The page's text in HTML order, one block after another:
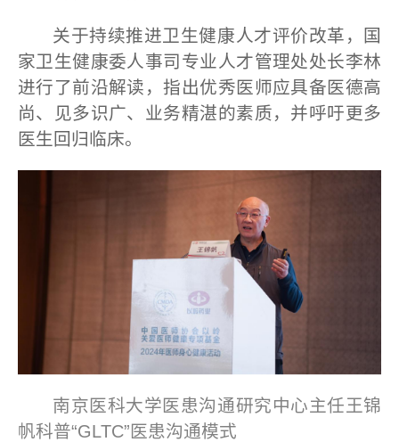
关于持续推进卫生健康人才评价改革，国
家卫生健康委人事司专业人才管理处处长李林
进行了前沿解读，指出优秀医师应具备医德高
尚、见多识广、业务精湛的素质，并呼吁更多
医生回归临床。
南京医科大学医患沟通研究中心主任王锦
帆科普“GLTC”医患沟通模式